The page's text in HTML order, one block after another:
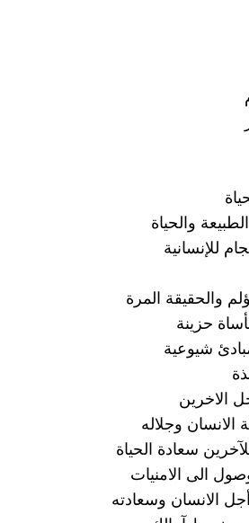
والحياة
للإنسانية
والحقيقة المرة
حزينة
شيوعية
الاخرين
وجلاله
سعادة الحياة
الى الامنيات
الانسان وسعادته